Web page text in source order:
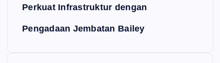
Perkuat Infrastruktur dengan
Pengadaan Jembatan Bailey